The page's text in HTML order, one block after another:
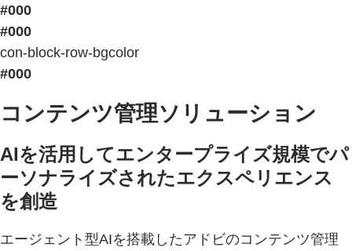
#000
#000
con-block-row-bgcolor
#000
コンテンツ管理ソリューション
AIを活用してエンタープライズ規模でパ
ーソナライズされたエクスペリエンス
を創造
エージェント型AIを搭載したアドビのコンテンツ管理